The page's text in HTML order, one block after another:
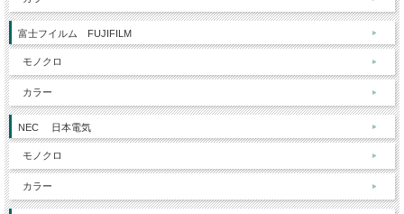
富士フイルム FUJIFILM
モノクロ
カラー
NEC 日本電気
モノクロ
カラー